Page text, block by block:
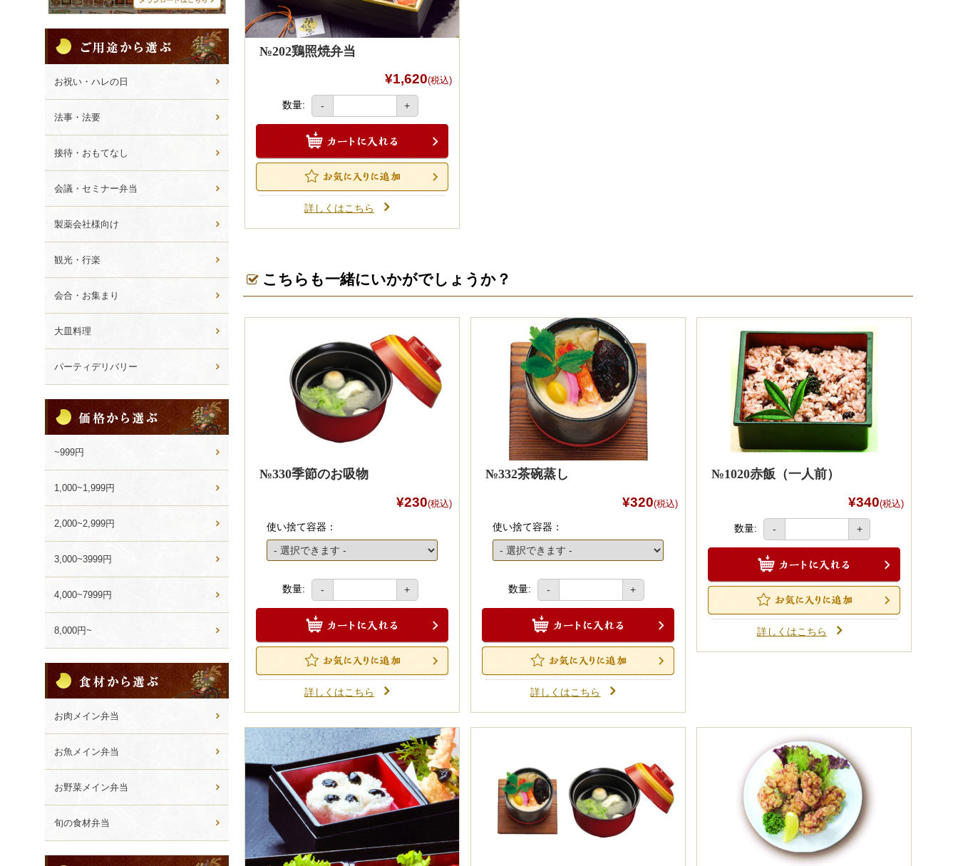
№202鶏照焼弁当
¥1,620(税込)
数量: - +
詳しくはこちら
こちらも一緒にいかがでしょうか？
№330季節のお吸物
¥230(税込)
使い捨て容器：
数量: - +
詳しくはこちら
№332茶碗蒸し
¥320(税込)
使い捨て容器：
数量: - +
詳しくはこちら
№1020赤飯（一人前）
¥340(税込)
数量: - +
詳しくはこちら
用
途
か
ら
選
ぶ
お祝い・ハレの日
法事・法要
接待・おもてなし
会議・セミナー弁当
製薬会社様向け
観光・行楽
会合・お集まり
大皿料理
パーティデリバリー
格
か
ら
選
ぶ
~999円
1,000~1,999円
2,000~2,999円
3,000~3999円
4,000~7999円
8,000円~
材
か
ら
選
ぶ
お肉メイン弁当
お魚メイン弁当
お野菜メイン弁当
旬の食材弁当